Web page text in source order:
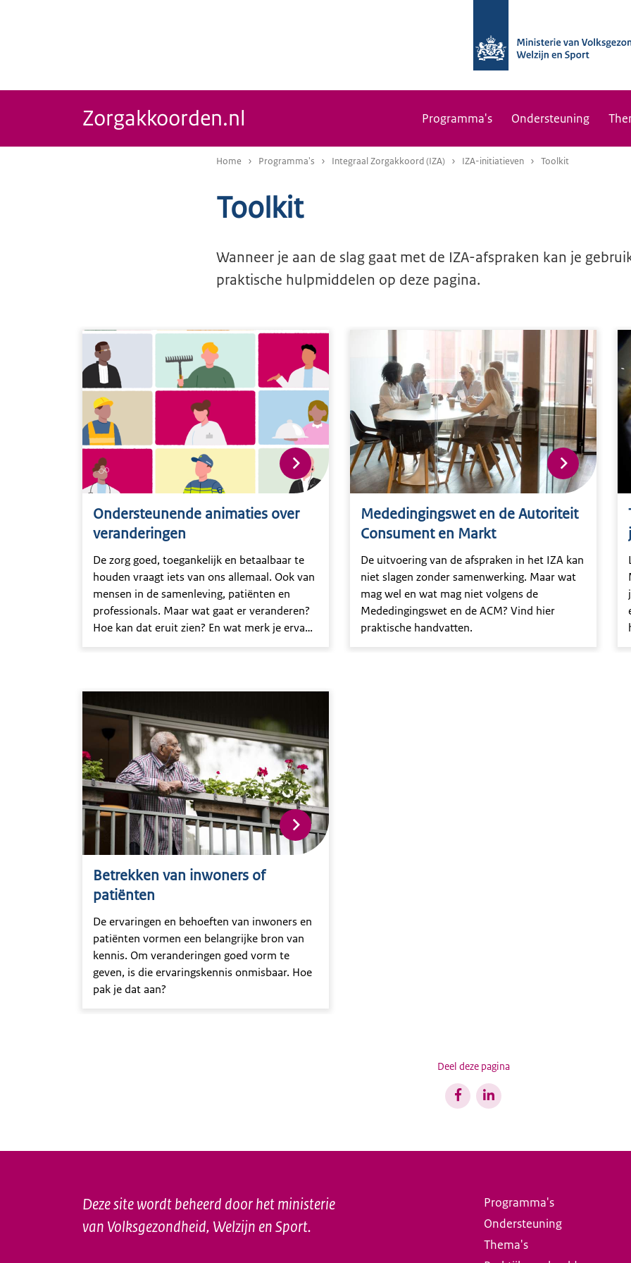
Zorgakkoorden.nl Programma's Ondersteuning
Home Programma's Integraal Zorgakkoord (IZA) IZA-initiatieven Toolkit
Toolkit
Wanneer je aan de slag gaat met de IZA-afspraken kan je
praktische hulpmiddelen op deze pagina.
Ondersteunende animaties over
veranderingen
De zorg goed, toegankelijk en betaalbaar te
houden vraagt iets van ons allemaal. Ook van
mensen in de samenleving, patiënten en
professionals. Maar wat gaat er veranderen?
Hoe kan dat eruit zien? En wat merk je ervan?
Mededingingswet en de Autoriteit
Consument en Markt
De uitvoering van de afspraken in het IZA kan
niet slagen zonder samenwerking. Maar wat
mag wel en wat mag niet volgens de
Mededingingswet en de ACM? Vind hier
praktische handvatten.
Betrekken van inwoners of
patiënten
De ervaringen en behoeften van inwoners en
patiënten vormen een belangrijke bron van
kennis. Om veranderingen goed vorm te
geven, is die ervaringskennis onmisbaar. Hoe
pak je dat aan?
Deel deze pagina
Deze site wordt beheerd door het ministerie
van Volksgezondheid, Welzijn en Sport.
Programma's
Ondersteuning
Thema's